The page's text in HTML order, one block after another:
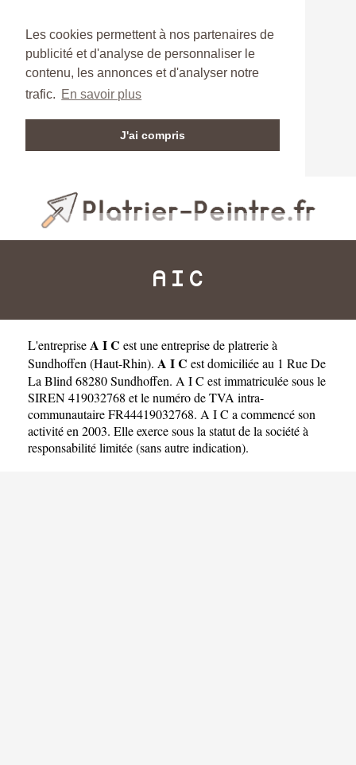
Les cookies permettent à nos partenaires de
publicité et d'analyse de personnaliser le
contenu, les annonces et d'analyser notre
trafic. En savoir plus
J'ai compris
A I C
L'entrepriseA I C est uneentreprise de platrerie à
Sundhoffen (Haut-Rhin). A I C est domiciliée au 1 Rue De
La Blind 68280 Sundhoffen. A I C est immatriculée sous le
SIREN 419032768 et le numéro de TVA intra-
communautaire FR44419032768. A I C a commencé son
activité en 2003. Elle exerce sous la statut de la société à
responsabilité limitée (sans autre indication).